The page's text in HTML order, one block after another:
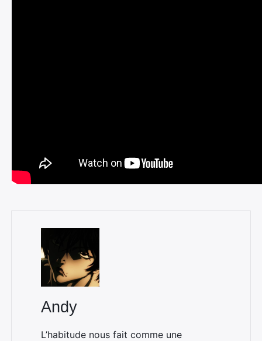
Andy
L’habitude nous fait comme une